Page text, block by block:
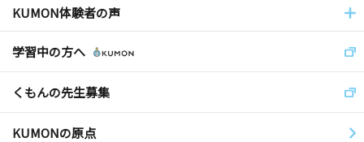
KUMON体験者の声
学習中の方へ
くもんの先生募集
KUMONの原点